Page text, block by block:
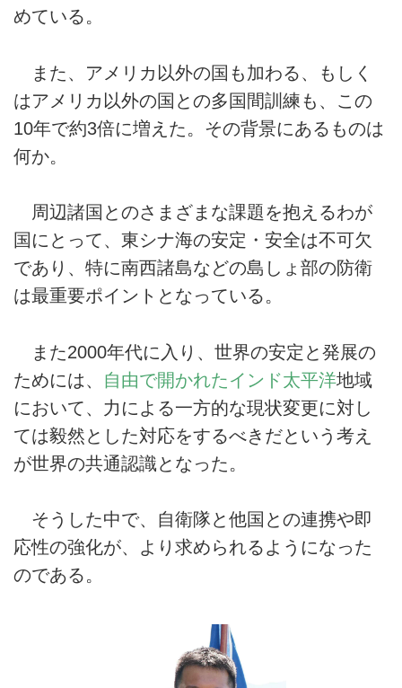
めている。
また、アメリカ以外の国も加わる、もしく
はアメリカ以外の国との多国間訓練も、この
10年で約3倍に増えた。その背景にあるものは
何か。
周辺諸国とのさまざまな課題を抱えるわが
国にとって、東シナ海の安定・安全は不可欠
であり、特に南西諸島などの島しょ部の防衛
は最重要ポイントとなっている。
また2000年代に入り、世界の安定と発展の
ためには、 自由で開かれたインド太平洋地域
において、力による一方的な現状変更に対し
ては毅然とした対応をするべきだという考え
が世界の共通認識となった。
そうした中で、自衛隊と他国との連携や即
応性の強化が、より求められるようになった
のである。